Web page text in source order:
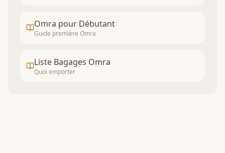
Omra pour Débutant
Guide première Omra
Liste Bagages Omra
Quoi emporter